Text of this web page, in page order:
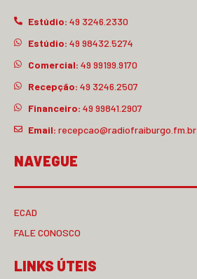
Estúdio: 49 3246.2330
Estúdio: 49 98432.5274
Comercial: 49 99199.9170
Recepção: 49 3246.2507
Financeiro: 49 99841.2907
Email: recepcao@radiofraiburgo.fm.br
NAVEGUE
ECAD
FALE CONOSCO
LINKS ÚTEIS